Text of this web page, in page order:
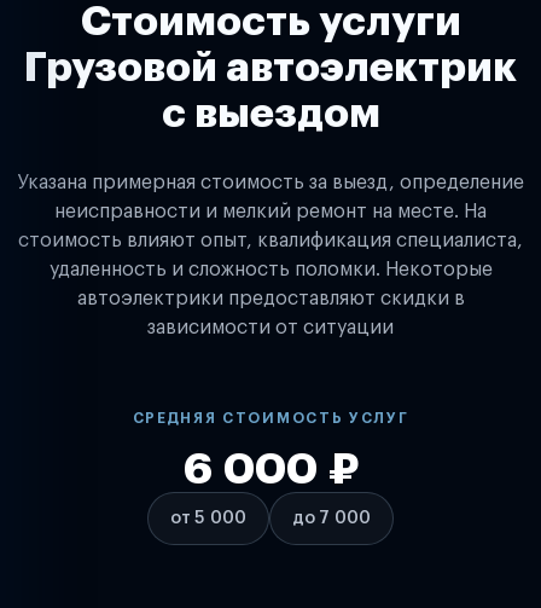
Стоимость услуги
Грузовой автоэлектрик
с выездом
Указана примерная стоимость за выезд, определение
неисправности и мелкий ремонт на месте. На
стоимость влияют опыт, квалификация специалиста,
удаленность и сложность поломки. Некоторые
автоэлектрики предоставляют скидки в
зависимости от ситуации
СРЕДНЯЯ СТОИМОСТЬ УСЛУГ
от 5 000
6 000 ₽
до 7 000